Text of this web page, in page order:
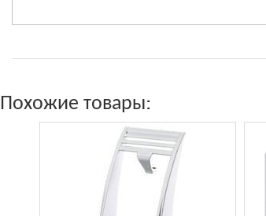
Похожие товары: